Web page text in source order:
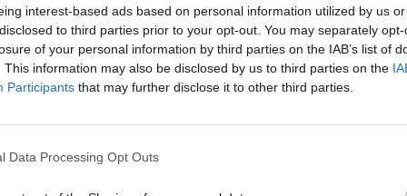
interest-based ads based on personal information utilized by us
to third parties prior to your opt-out. You may separately
of your personal information by third parties on the IAB’s list of
This information may also be disclosed by us to third parties on the
Participants that may further disclose it to other third parties.
Data Processing Opt Outs
καλούπια που θέλουμε να
είναι υγιές να αναγνωρίζουμε στον
αποδοχή και διαπραγμάτευση. Να
το δέκα και κάποιος δίνει το πέντε,